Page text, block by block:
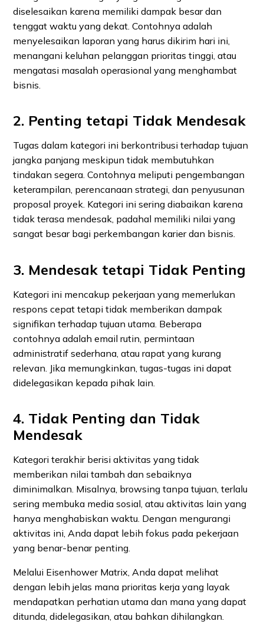
diselesaikan karena memiliki dampak besar dan
tenggat waktu yang dekat. Contohnya adalah
menyelesaikan laporan yang harus dikirim hari ini,
menangani keluhan pelanggan prioritas tinggi, atau
mengatasi masalah operasional yang menghambat
bisnis.
2. Penting tetapi Tidak Mendesak
Tugas dalam kategori ini berkontribusi terhadap tujuan
jangka panjang meskipun tidak membutuhkan
tindakan segera. Contohnya meliputi pengembangan
keterampilan, perencanaan strategi, dan penyusunan
proposal proyek. Kategori ini sering diabaikan karena
tidak terasa mendesak, padahal memiliki nilai yang
sangat besar bagi perkembangan karier dan bisnis.
3. Mendesak tetapi Tidak Penting
Kategori ini mencakup pekerjaan yang memerlukan
respons cepat tetapi tidak memberikan dampak
signifikan terhadap tujuan utama. Beberapa
contohnya adalah email rutin, permintaan
administratif sederhana, atau rapat yang kurang
relevan. Jika memungkinkan, tugas-tugas ini dapat
didelegasikan kepada pihak lain.
4. Tidak Penting dan Tidak
Mendesak
Kategori terakhir berisi aktivitas yang tidak
memberikan nilai tambah dan sebaiknya
diminimalkan. Misalnya, browsing tanpa tujuan, terlalu
sering membuka media sosial, atau aktivitas lain yang
hanya menghabiskan waktu. Dengan mengurangi
aktivitas ini, Anda dapat lebih fokus pada pekerjaan
yang benar-benar penting.
Melalui Eisenhower Matrix, Anda dapat melihat
dengan lebih jelas mana prioritas kerja yang layak
mendapatkan perhatian utama dan mana yang dapat
ditunda, didelegasikan, atau bahkan dihilangkan.